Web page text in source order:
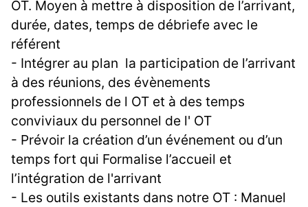
OT. Moyen à mettre à disposition de l’arrivant,
durée, dates, temps de débriefe avec le
référent
- Intégrer au plan la participation de l’arrivant
à des réunions, des évènements
professionnels de l OT et à des temps
conviviaux du personnel de l' OT
- Prévoir la création d’un événement ou d’un
temps fort qui Formalise l’accueil et
l’intégration de l'arrivant
- Les outils existants dans notre OT : Manuel